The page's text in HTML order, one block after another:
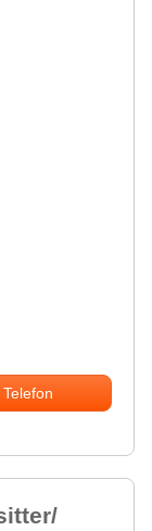
Telefon